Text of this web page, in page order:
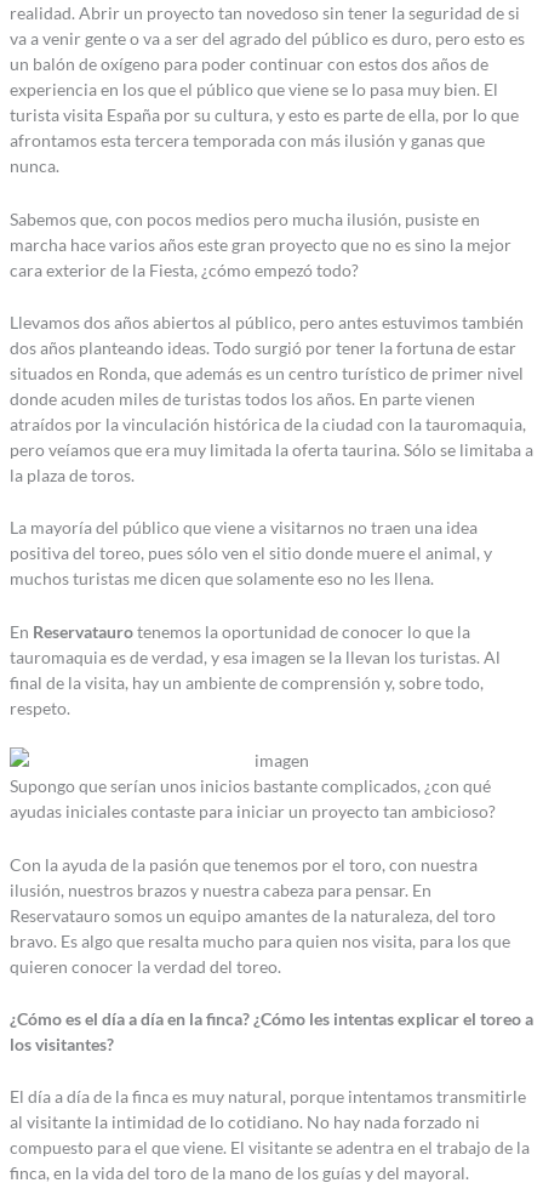
realidad. Abrir un proyecto tan novedoso sin tener la seguridad de si
va a venir gente o va a ser del agrado del público es duro, pero esto es
un balón de oxígeno para poder continuar con estos dos años de
experiencia en los que el público que viene se lo pasa muy bien. El
turista visita España por su cultura, y esto es parte de ella, por lo que
afrontamos esta tercera temporada con más ilusión y ganas que
nunca.
Sabemos que, con pocos medios pero mucha ilusión, pusiste en
marcha hace varios años este gran proyecto que no es sino la mejor
cara exterior de la Fiesta, ¿cómo empezó todo?
Llevamos dos años abiertos al público, pero antes estuvimos también
dos años planteando ideas. Todo surgió por tener la fortuna de estar
situados en Ronda, que además es un centro turístico de primer nivel
donde acuden miles de turistas todos los años. En parte vienen
atraídos por la vinculación histórica de la ciudad con la tauromaquia,
pero veíamos que era muy limitada la oferta taurina. Sólo se limitaba a
la plaza de toros.
La mayoría del público que viene a visitarnos no traen una idea
positiva del toreo, pues sólo ven el sitio donde muere el animal, y
muchos turistas me dicen que solamente eso no les llena.
En Reservataurotenemos la oportunidad de conocer lo que la
tauromaquia es de verdad, y esa imagen se la llevan los turistas. Al
final de la visita, hay un ambiente de comprensión y, sobre todo,
respeto.
Supongo que serían unos inicios bastante complicados, ¿con qué
ayudas iniciales contaste para iniciar un proyecto tan ambicioso?
Con la ayuda de la pasión que tenemos por el toro, con nuestra
ilusión, nuestros brazos y nuestra cabeza para pensar. En
Reservatauro somos un equipo amantes de la naturaleza, del toro
bravo. Es algo que resalta mucho para quien nos visita, para los que
quieren conocer la verdad del toreo.
¿Cómo es el día a día en la finca? ¿Cómo les intentas explicar el toreo a
los visitantes?
El día a día de la finca es muy natural, porque intentamos transmitirle
al visitante la intimidad de lo cotidiano. No hay nada forzado ni
compuesto para el que viene. El visitante se adentra en el trabajo de la
finca, en la vida del toro de la mano de los guías y del mayoral.